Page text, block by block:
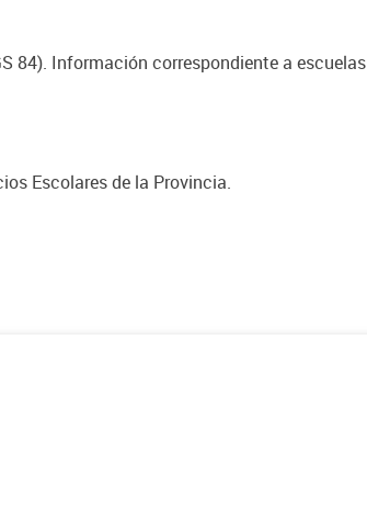
84). Información correspondiente a escuelas
Escolares de la Provincia.